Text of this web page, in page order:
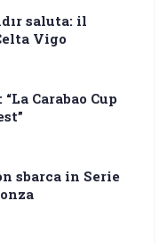
saluta: il
Vigo
Carabao Cup
sbarca in Serie